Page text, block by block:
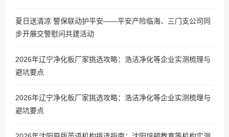
夏日送清凉 警保联动护平安——平安产险临海、三门支公司同
步开展交警慰问共建活动
2026年辽宁净化板厂家挑选攻略：浩洁净化等企业实测梳理与
避坑要点
2026年辽宁净化板厂家挑选攻略：浩洁净化等企业实测梳理与
避坑要点